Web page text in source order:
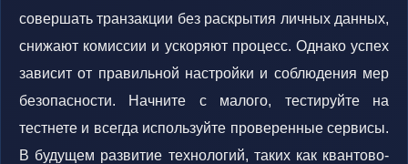
совершать транзакции без раскрытия личных данных,
снижают комиссии и ускоряют процесс. Однако успех
зависит от правильной настройки и соблюдения мер
безопасности. Начните с малого, тестируйте на
тестнете и всегда используйте проверенные сервисы.
В будущем развитие технологий, таких как квантово-